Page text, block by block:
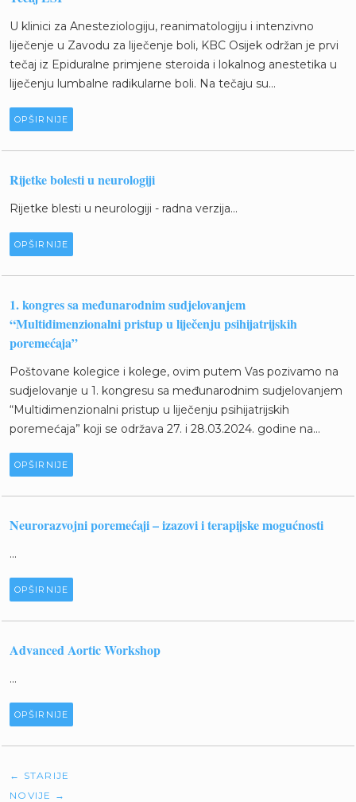
U klinici za Anesteziologiju, reanimatologiju i intenzivno
liječenje u Zavodu za liječenje boli, KBC Osijek održan je prvi
tečaj iz Epiduralne primjene steroida i lokalnog anestetika u
liječenju lumbalne radikularne boli. Na tečaju su...
OPŠIRNIJE
Rijetke bolesti u neurologiji
Rijetke blesti u neurologiji - radna verzija...
OPŠIRNIJE
1. kongres sa međunarodnim sudjelovanjem
“Multidimenzionalni pristup u liječenju psihijatrijskih
poremećaja”
Poštovane kolegice i kolege, ovim putem Vas pozivamo na
sudjelovanje u 1. kongresu sa međunarodnim sudjelovanjem
“Multidimenzionalni pristup u liječenju psihijatrijskih
poremećaja” koji se održava 27. i 28.03.2024. godine na...
OPŠIRNIJE
Neurorazvojni poremećaji – izazovi i terapijske mogućnosti
...
OPŠIRNIJE
Advanced Aortic Workshop
...
OPŠIRNIJE
← STARIJE
NOVIJE →